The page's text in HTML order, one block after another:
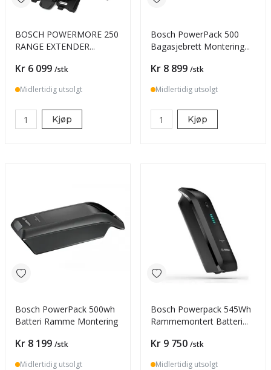
BOSCH POWERMORE 250
RANGE EXTENDER
Pris
Kr 6 099 /stk
Midlertidig utsolgt
Kjøp
Bosch PowerPack 500
Bagasjebrett Montering
Pris
Kr 8 899 /stk
Midlertidig utsolgt
Kjøp
Bosch PowerPack 500wh
Batteri Ramme Montering
Pris
Kr 8 199 /stk
Midlertidig utsolgt
Bosch Powerpack 545Wh
Rammemontert Batteri
Pris
Kr 9 750 /stk
Midlertidig utsolgt